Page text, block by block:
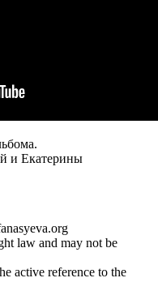
и Екатерины
law and may not be
active reference to the